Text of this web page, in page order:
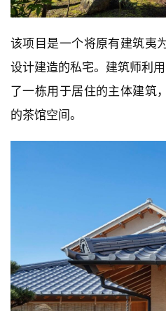
该项目是一个将原有建筑夷
设计建造的私宅。建筑师利
了一栋用于居住的主体建筑
的茶馆空间。